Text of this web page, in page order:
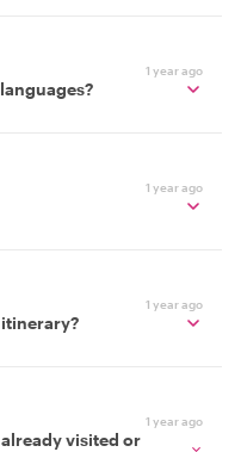
1 year ago
1 year ago
1 year ago
1 year ago
visited or